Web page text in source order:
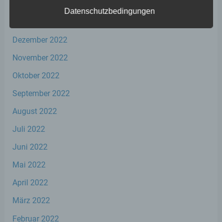
Dezember 2022
November 2022
Oktober 2022
September 2022
August 2022
Juli 2022
Juni 2022
Mai 2022
April 2022
März 2022
Februar 2022
Personenbezogene Daten sind alle
oder identifizierbare natürliche Person (im
Als identifizierbar wird eine natürliche
insbesondere mittels Zuordnung zu einer
mehreren besonderen Merkmalen, die
kulturellen oder sozialen Identität dieser
natürlichen Person sind, identifiziert werden
kann.
Datenschutzbedingungen